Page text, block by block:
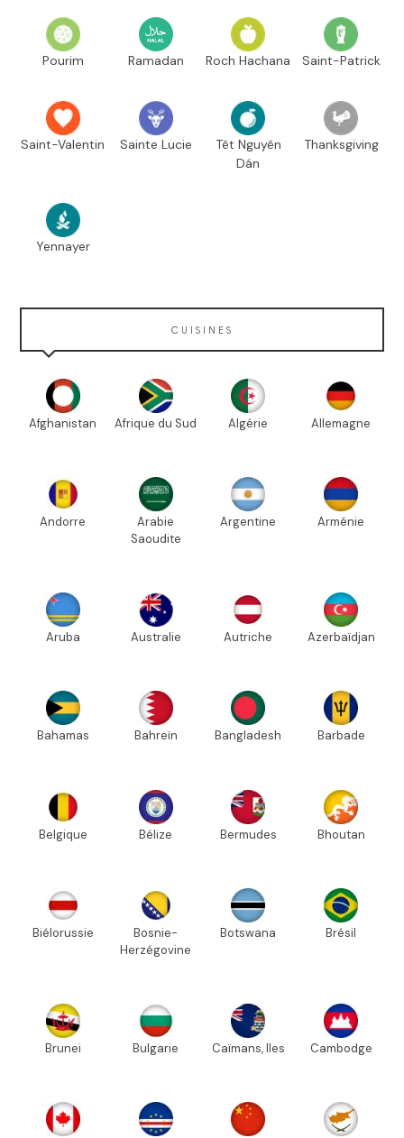
Pourim Ramadan Roch Hachana Saint-Patrick
Saint-Valentin Sainte Lucie
Têt Nguyên
Dán
Thanksgiving
Yennayer
CUISINES
Afghanistan Afrique du Sud Algérie Allemagne
Andorre
Arabie
Saoudite
Argentine Arménie
Aruba Australie Autriche Azerbaïdjan
Bahamas Bahreïn Bangladesh Barbade
Belgique Bélize Bermudes Bhoutan
Biélorussie
Bosnie-
Herzégovine
Botswana Brésil
Brunei Bulgarie Caïmans, Iles Cambodge